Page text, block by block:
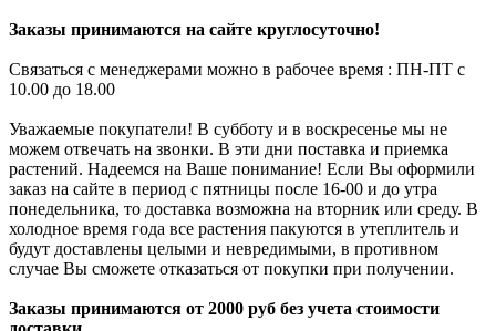
Заказы принимаются на сайте круглосуточно!
Связаться с менеджерами можно в рабочее время : ПН-ПТ с
10.00 до 18.00
Уважаемые покупатели! В субботу и в воскресенье мы не
можем отвечать на звонки. В эти дни поставка и приемка
растений. Надеемся на Ваше понимание! Если Вы оформили
заказ на сайте в период с пятницы после 16-00 и до утра
понедельника, то доставка возможна на вторник или среду. В
холодное время года все растения пакуются в утеплитель и
будут доставлены целыми и невредимыми, в противном
случае Вы сможете отказаться от покупки при получении.
Заказы принимаются от 2000 руб без учета стоимости